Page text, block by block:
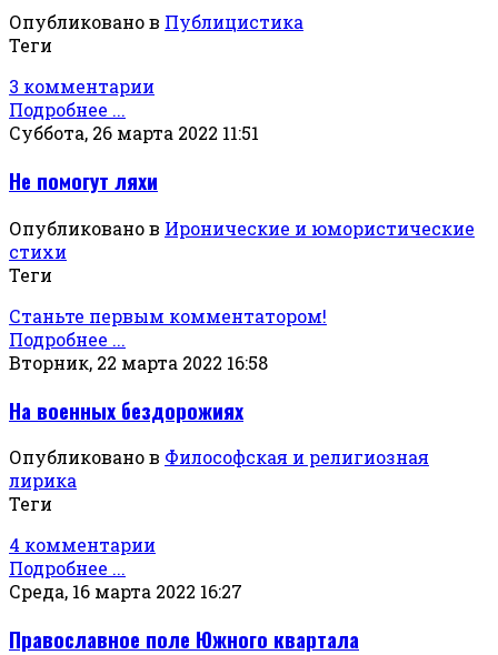
Опубликовано в Публицистика
Теги
3 комментарии
Подробнее ...
Суббота, 26 марта 2022 11:51
Не помогут ляхи
Опубликовано в Иронические и юмористические
стихи
Теги
Станьте первым комментатором!
Подробнее ...
Вторник, 22 марта 2022 16:58
На военных бездорожиях
Опубликовано в Философская и религиозная
лирика
Теги
4 комментарии
Подробнее ...
Среда, 16 марта 2022 16:27
Православное поле Южного квартала